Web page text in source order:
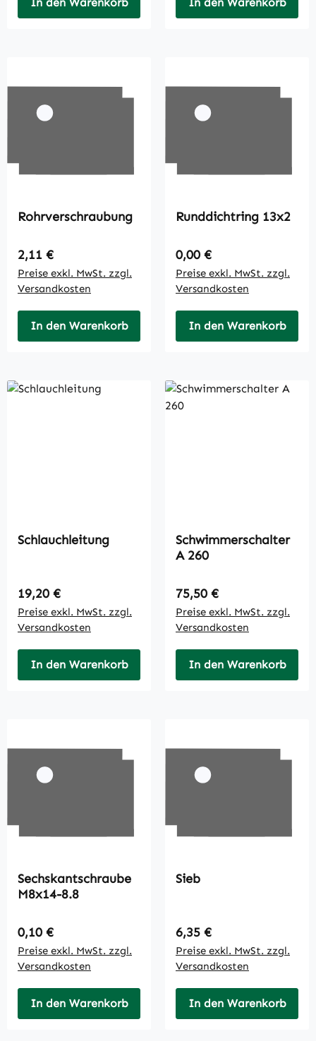
Rohrverschraubung
Regulärer Preis:
2,11 €
Preise exkl. MwSt. zzgl.
Versandkosten
In den Warenkorb
Runddichtring 13x2
Regulärer Preis:
0,00 €
Preise exkl. MwSt. zzgl.
Versandkosten
In den Warenkorb
Schlauchleitung
Regulärer Preis:
19,20 €
Preise exkl. MwSt. zzgl.
Versandkosten
In den Warenkorb
Schwimmerschalter
A 260
Regulärer Preis:
75,50 €
Preise exkl. MwSt. zzgl.
Versandkosten
In den Warenkorb
Sechskantschraube
M8x14-8.8
Regulärer Preis:
0,10 €
Preise exkl. MwSt. zzgl.
Versandkosten
In den Warenkorb
Sieb
Regulärer Preis:
6,35 €
Preise exkl. MwSt. zzgl.
Versandkosten
In den Warenkorb